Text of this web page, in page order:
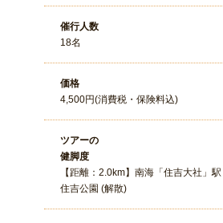
催行人数
18名
価格
4,500円(消費税・保険料込)
ツアーの
健脚度
【距離：2.0km】南海「住
住吉公園 (解散)